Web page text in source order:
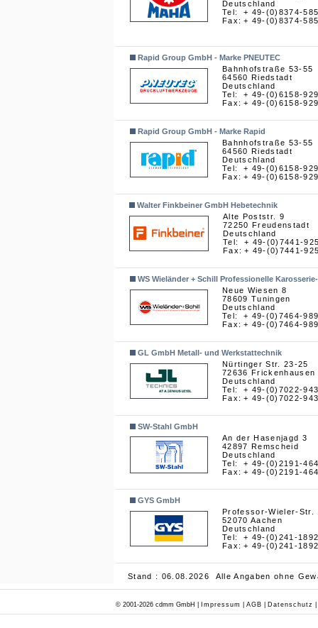
Deutschland
Tel:
Fax:
+ 49-(0)8374-
+ 49-(0)8374-
Rapid Group GmbH - Marke PNEUTEC
Bahnhofstraße 53-55
64560 Riedstadt
Deutschland
Tel:
Fax:
+ 49-(0)6158-
+ 49-(0)6158-
Rapid Group GmbH - Marke Rapid
Bahnhofstraße 53-55
64560 Riedstadt
Deutschland
Tel:
Fax:
+ 49-(0)6158-
+ 49-(0)6158-
Walter Finkbeiner GmbH Hebetechnik
Alte Poststr. 9
72250 Freudenstadt
Deutschland
Tel:
Fax:
+ 49-(0)7441-
+ 49-(0)7441-
WS Wieländer + Schill Professionelle
Neue Wiesen 8
78609 Tuningen
Deutschland
Tel:
Fax:
+ 49-(0)7464-
+ 49-(0)7464-
GL GmbH Metall- und Werkstattechnik
Nürtinger Str. 23-25
72636 Frickenhausen
Deutschland
Tel:
Fax:
+ 49-(0)7022-
+ 49-(0)7022-
SW-Stahl GmbH
An der Hasenjagd 3
42897 Remscheid
Deutschland
Tel:
Fax:
+ 49-(0)2191-
+ 49-(0)2191-
GYS GmbH
Professor-Wieler-Str.
52070 Aachen
Deutschland
Tel:
Fax:
+ 49-(0)241-
+ 49-(0)241-
Stand : 06.08.2026 Alle Angaben ohne
© 2001-2026 cdmm GmbH | Impressum AGB Datenschutz